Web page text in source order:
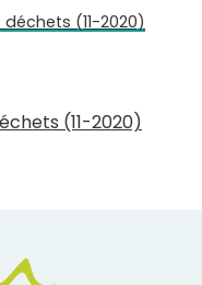
(11-2020)
(11-2020)